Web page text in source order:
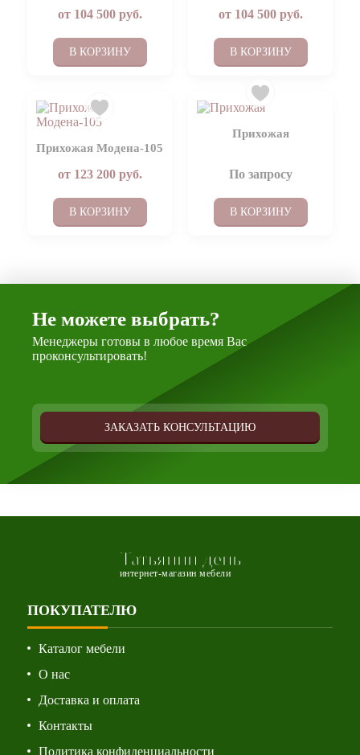
от 104 500руб.
В КОРЗИНУ
от 104 500руб.
В КОРЗИНУ
Прихожая Модена-105
от 123 200руб.
В КОРЗИНУ
Прихожая
По запросу
В КОРЗИНУ
Не можете выбрать?
Менеджеры готовы в любое время Вас
проконсультировать!
ЗАКАЗАТЬ КОНСУЛЬТАЦИЮ
Татьянин день
интернет-магазин мебели
ПОКУПАТЕЛЮ
Каталог мебели
О нас
Доставка и оплата
Контакты
Политика конфиденциальности